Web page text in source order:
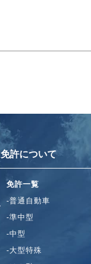
免許について
免許一覧
-普通自動車
-準中型
-中型
-大型特殊